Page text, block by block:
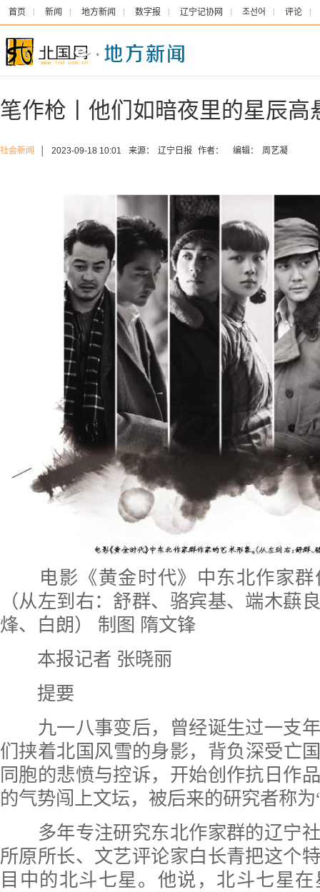
首页 新闻 地方新闻 数字报 辽宁记协网 조선어 评论
笔作枪丨他们如暗夜里的星辰高
社会新闻 2023-09-18 10:01 来源： 辽宁日报 作者： 编辑： 周艺凝
电影《黄金时代》中东北作家群
（从左到右：舒群、骆宾基、端木蕻
烽、白朗） 制图 隋文锋
本报记者 张晓丽
提要
九一八事变后，曾经诞生过一支年
们挟着北国风雪的身影，背负深受亡
同胞的悲愤与控诉，开始创作抗日作
的气势闯上文坛，被后来的研究者称
多年专注研究东北作家群的辽宁社
所原所长、文艺评论家白长青把这个
目中的北斗七星。他说，北斗七星